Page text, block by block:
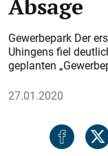
Absage
Gewerbepark Der
Uhingens fiel
geplanten
27.01.2020